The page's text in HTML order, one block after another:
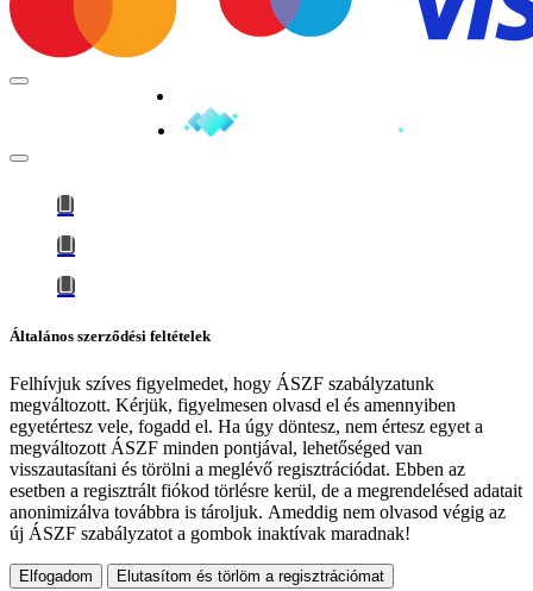
Általános szerződési feltételek
Felhívjuk szíves figyelmedet, hogy ÁSZF szabályzatunk
megváltozott. Kérjük, figyelmesen olvasd el és amennyiben
egyetértesz vele, fogadd el. Ha úgy döntesz, nem értesz egyet a
megváltozott ÁSZF minden pontjával, lehetőséged van
visszautasítani és törölni a meglévő regisztrációdat. Ebben az
esetben a regisztrált fiókod törlésre kerül, de a megrendelésed adatait
anonimizálva továbbra is tároljuk. Ameddig nem olvasod végig az
új ÁSZF szabályzatot a gombok inaktívak maradnak!
Elfogadom Elutasítom és törlöm a regisztrációmat